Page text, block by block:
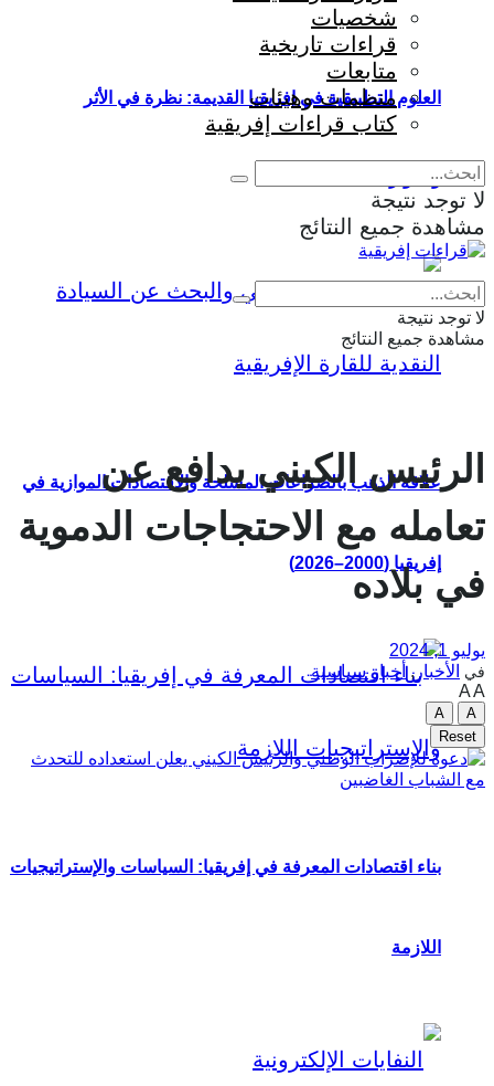
العلوم التطبيقية في إفريقيا القديمة: نظرة في الأثر
والمؤثرات
علاقة الذهب بالصراعات المسلحة والاقتصادات الموازية في
إفريقيا (2000–2026)
بناء اقتصادات المعرفة في إفريقيا: السياسات والإستراتيجيات
اللازمة
شخصيات
قراءات تاريخية
متابعات
منظمات وهيئات
كتاب قراءات إفريقية
لا توجد نتيجة
مشاهدة جميع النتائج
لا توجد نتيجة
مشاهدة جميع النتائج
الرئيس الكيني يدافع عن
تعامله مع الاحتجاجات الدموية
في بلاده
يوليو 1, 2024
في الأخبار ,أخبار سياسية
AA
A
A
Reset